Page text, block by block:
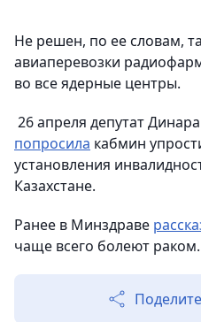
Не решен, по ее словам,
авиаперевозки
во все ядерные центры.
26 апреля депутат
попросила кабмин
установления
Казахстане.
Ранее в Минздраве
чаще всего болеют раком.